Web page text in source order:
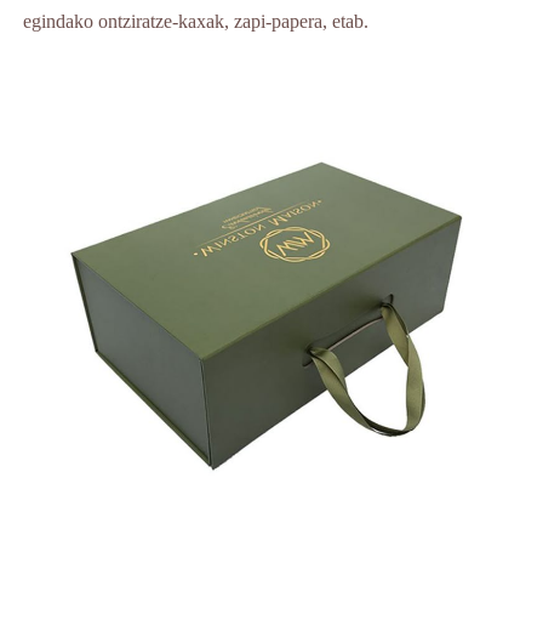
egindako ontziratze-kaxak, zapi-papera, etab.